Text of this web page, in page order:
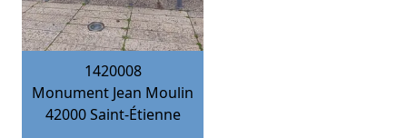
1420008
Monument Jean Moulin
42000 Saint-Étienne